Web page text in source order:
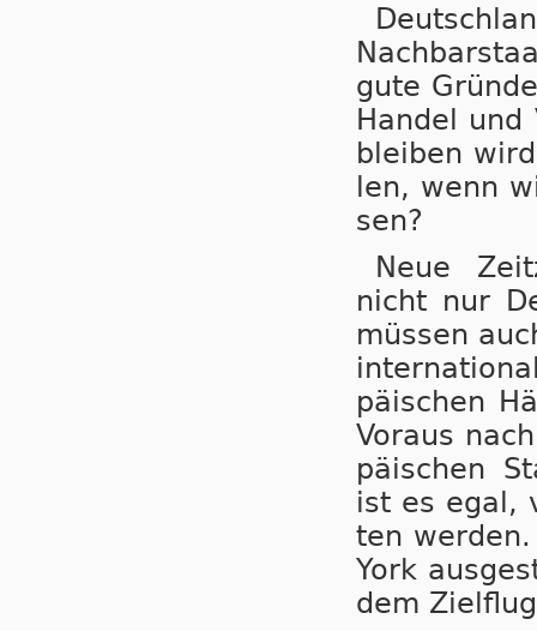
gute
Han­del
blei­ben
len, wenn
sen?
Neue
nicht nur
müs­sen
pä­i­schen
Vor­aus
pä­i­schen
ist es egal,
ten
York
dem